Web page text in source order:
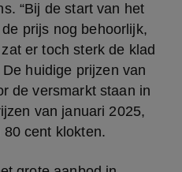
“Bij de start van het
prijs nog behoorlijk,
er toch sterk de klad
huidige prijzen van
de versmarkt staan in
van januari 2025,
cent klokten.